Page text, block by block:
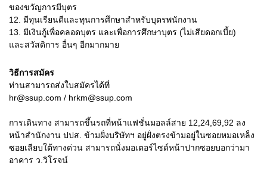
ของขวัญการมีบุตร
12. มีทุนเรียนดีและทุนการศึกษาสำหรับบุตรพนักงาน
13. มีเงินกู้เพื่อคลอดบุตร และเพื่อการศึกษาบุตร (ไม่เสียดอกเบี้ย)
และสวัสดิการ อื่นๆ อีกมากมาย
วิธีการสมัคร
ท่านสามารถส่งใบสมัครได้ที่
hr@ssup.com / hrkm@ssup.com
การเดินทาง สามารถขึ้นรถที่หน้าแฟชั่นมอลล์สาย 12,24,69,92 ลง
หน้าสำนักงาน ปปส. ข้ามฝั่งบริษัทฯ อยู่ฝั่งตรงข้ามอยู่ในซอยหมอเหล็ง
ซอยเลียบใต้ทางด่วน สามารถนั่งมอเตอร์ไซด์หน้าปากซอยบอกว่ามา
อาคาร ว.วิโรจน์